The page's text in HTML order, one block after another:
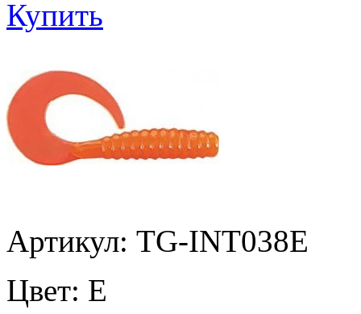
Купить
Артикул: TG-INT038E
Цвет: E